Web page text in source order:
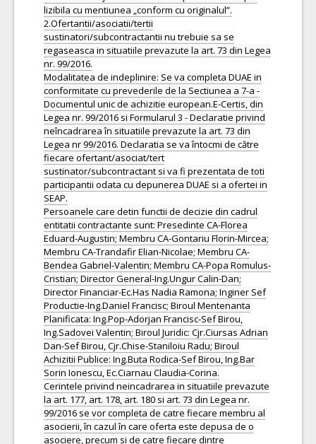
lizibila cu mentiunea „conform cu originalul”.
2.Ofertantii/asociatii/tertii
sustinatori/subcontractantii nu trebuie sa se
regaseasca in situatiile prevazute la art. 73 din Legea
nr. 99/2016.
Modalitatea de indeplinire: Se va completa DUAE in
conformitate cu prevederile de la Sectiunea a 7-a -
Documentul unic de achizitie european.E-Certis, din
Legea nr. 99/2016 si Formularul 3 - Declaratie privind
neîncadrarea în situatiile prevazute la art. 73 din
Legea nr 99/2016. Declaratia se va întocmi de către
fiecare ofertant/asociat/tert
sustinator/subcontractant si va fi prezentata de toti
participantii odata cu depunerea DUAE si a ofertei in
SEAP.
Persoanele care detin functii de decizie din cadrul
entitatii contractante sunt: Presedinte CA-Florea
Eduard-Augustin; Membru CA-Gontariu Florin-Mircea;
Membru CA-Trandafir Elian-Nicolae; Membru CA-
Bendea Gabriel-Valentin; Membru CA-Popa Romulus-
Cristian; Director General-Ing.Ungur Calin-Dan;
Director Financiar-Ec.Has Nadia Ramona; Inginer Sef
Productie-Ing.Daniel Francisc; Biroul Mentenanta
Planificata: Ing.Pop-Adorjan Francisc-Sef Birou,
Ing.Sadovei Valentin; Biroul Juridic: Cjr.Ciursas Adrian
Dan-Sef Birou, Cjr.Chise-Staniloiu Radu; Biroul
Achizitii Publice: Ing.Buta Rodica-Sef Birou, Ing.Bar
Sorin Ionescu, Ec.Ciarnau Claudia-Corina.
Cerintele privind neincadrarea in situatiile prevazute
la art. 177, art. 178, art. 180 si art. 73 din Legea nr.
99/2016 se vor completa de catre fiecare membru al
asocierii, în cazul în care oferta este depusa de o
asociere, precum si de catre fiecare dintre